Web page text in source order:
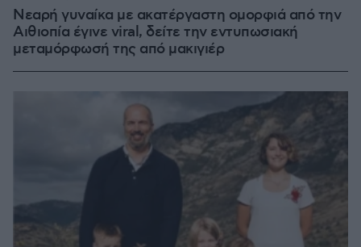
Νεαρή γυναίκα με ακατέργαστη ομορφιά από την
Αιθιοπία έγινε viral, δείτε την εντυπωσιακή
μεταμόρφωσή της από μακιγιέρ